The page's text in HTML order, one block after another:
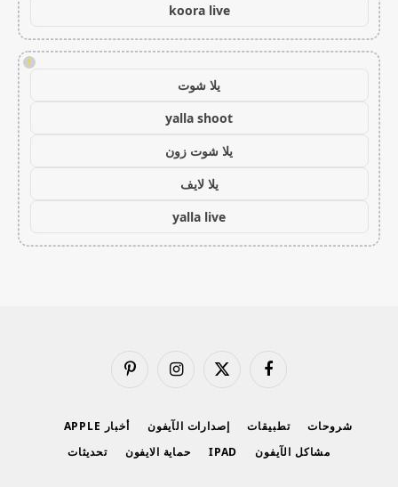
koora live
!
يلا شوت
yalla shoot
يلا شوت زون
يلا لايف
yalla live
فيسبوك
X
الانستغرامبينتيريست
شروحات تطبيقات إصدارات الآيفون
أخبار APPLE
مشاكل الآيفون
IPAD حماية الايفون تحديثات